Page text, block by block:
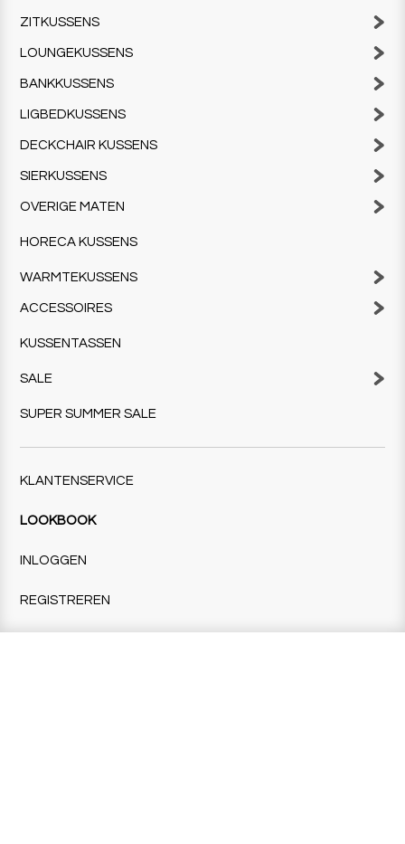
ZITKUSSENS
LOUNGEKUSSENS
BANKKUSSENS
LIGBEDKUSSENS
DECKCHAIR KUSSENS
SIERKUSSENS
OVERIGE MATEN
HORECA KUSSENS
WARMTEKUSSENS
ACCESSOIRES
KUSSENTASSEN
SALE
SUPER SUMMER SALE
KLANTENSERVICE
LOOKBOOK
INLOGGEN
REGISTREREN